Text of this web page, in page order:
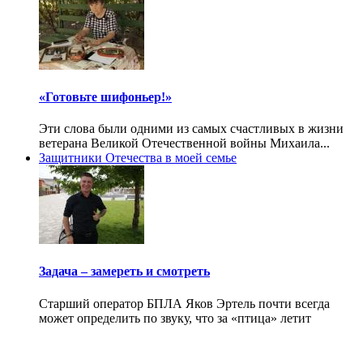
«Готовьте шифоньер!»
Эти слова были одними из самых счастливых в жизни
ветерана Великой Отечественной войны Михаила...
Защитники Отечества в моей семье
Задача – замереть и смотреть
Старший оператор БПЛА Яков Эртель почти всегда
может определить по звуку, что за «птица» летит